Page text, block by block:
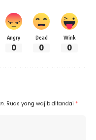
Angry
0
Dead
0
Wink
0
Ruas yang wajib ditandai *